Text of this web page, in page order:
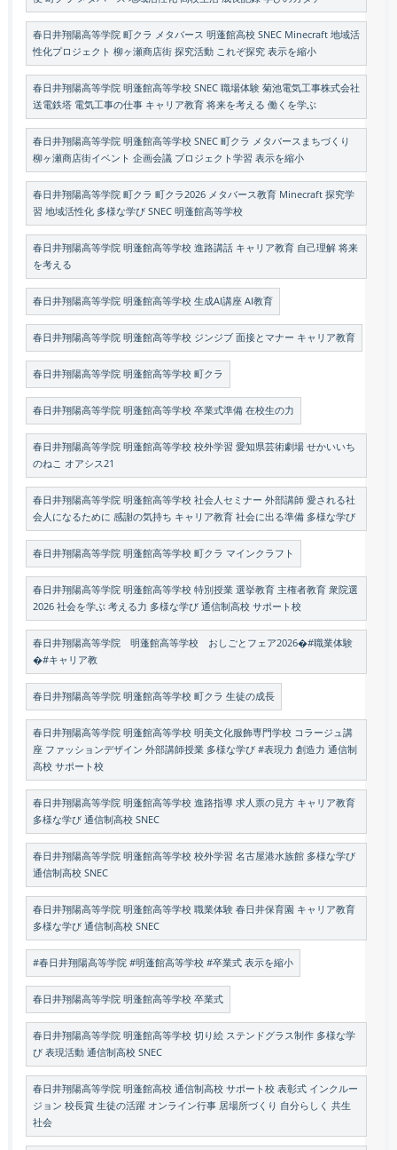
春日井翔陽高等学院 町クラ メタバース 明蓬館高校 SNEC Minecraft 地域活
性化プロジェクト 柳ヶ瀬商店街 探究活動 これぞ探究 表示を縮小
春日井翔陽高等学院 明蓬館高等学校 SNEC 職場体験 菊池電気工事株式会社
送電鉄塔 電気工事の仕事 キャリア教育 将来を考える 働くを学ぶ
春日井翔陽高等学院 明蓬館高等学校 SNEC 町クラ メタバースまちづくり
柳ヶ瀬商店街イベント 企画会議 プロジェクト学習 表示を縮小
春日井翔陽高等学院 町クラ 町クラ2026 メタバース教育 Minecraft 探究学
習 地域活性化 多様な学び SNEC 明蓬館高等学校
春日井翔陽高等学院 明蓬館高等学校 進路講話 キャリア教育 自己理解 将来
を考える
春日井翔陽高等学院 明蓬館高等学校 生成AI講座 AI教育
春日井翔陽高等学院 明蓬館高等学校 ジンジブ 面接とマナー キャリア教育
春日井翔陽高等学院 明蓬館高等学校 町クラ
春日井翔陽高等学院 明蓬館高等学校 卒業式準備 在校生の力
春日井翔陽高等学院 明蓬館高等学校 校外学習 愛知県芸術劇場 せかいいち
のねこ オアシス21
春日井翔陽高等学院 明蓬館高等学校 社会人セミナー 外部講師 愛される社
会人になるために 感謝の気持ち キャリア教育 社会に出る準備 多様な学び
春日井翔陽高等学院 明蓬館高等学校 町クラ マインクラフト
春日井翔陽高等学院 明蓬館高等学校 特別授業 選挙教育 主権者教育 衆院選
2026 社会を学ぶ 考える力 多様な学び 通信制高校 サポート校
春日井翔陽高等学院 明蓬館高等学校 おしごとフェア2026�#職業体験
�#キャリア教
春日井翔陽高等学院 明蓬館高等学校 町クラ 生徒の成長
春日井翔陽高等学院 明蓬館高等学校 明美文化服飾専門学校 コラージュ講
座 ファッションデザイン 外部講師授業 多様な学び #表現力 創造力 通信制
高校 サポート校
春日井翔陽高等学院 明蓬館高等学校 進路指導 求人票の見方 キャリア教育
多様な学び 通信制高校 SNEC
春日井翔陽高等学院 明蓬館高等学校 校外学習 名古屋港水族館 多様な学び
通信制高校 SNEC
春日井翔陽高等学院 明蓬館高等学校 職業体験 春日井保育園 キャリア教育
多様な学び 通信制高校 SNEC
#春日井翔陽高等学院 #明蓬館高等学校 #卒業式 表示を縮小
春日井翔陽高等学院 明蓬館高等学校 卒業式
春日井翔陽高等学院 明蓬館高等学校 切り絵 ステンドグラス制作 多様な学
び 表現活動 通信制高校 SNEC
春日井翔陽高等学院 明蓬館高校 通信制高校 サポート校 表彰式 インクルー
ジョン 校長賞 生徒の活躍 オンライン行事 居場所づくり 自分らしく 共生
社会